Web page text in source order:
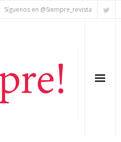
Síguenos en @Siempre_revista